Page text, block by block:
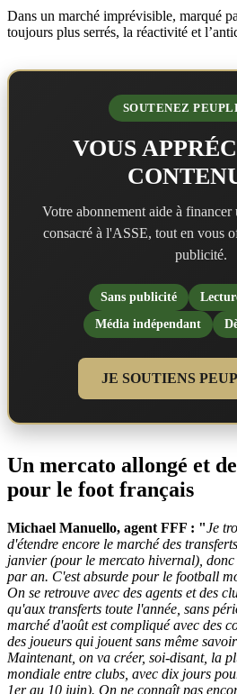
Dans un marché imprévisible, marqué
toujours plus serrés, la réactivité et
SOUTENEZ
VOUS
Votre abonnement aide à
consacré à l'ASSE, tout en vous
publicité.
Sans publicité
Média indépendant
JE SOUTIENS
Un mercato allongé et
pour le foot français
Michael Manuello, agent FFF : "Je
d'étendre encore le marché des
janvier (pour le mercato hivernal),
par an. C'est absurde pour le football
On se retrouve avec des agents et des
qu'aux transferts toute l'année, sans
marché d'août est compliqué avec des
des joueurs qui jouent sans même
Maintenant, on va créer, soi-disant, la
mondiale entre clubs, avec dix jours
1er au 10 juin). On ne connaît pas